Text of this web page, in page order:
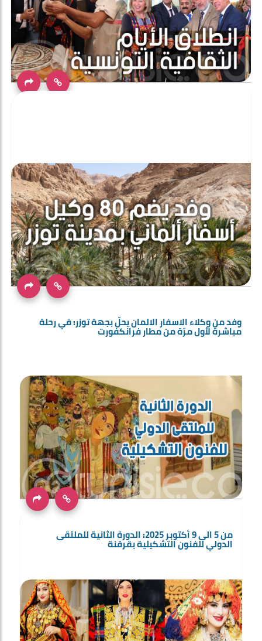
وفد من وكلاء الاسفار الالمان يحلّ بجهة توزر: في رحلة
مباشرة لأول مرّة من مطار فرانكفورت
من 5 الى 9 أكتوبر 2025: الدورة الثانية للملتقى
الدولي للفنون التشكيلية بقرقنة